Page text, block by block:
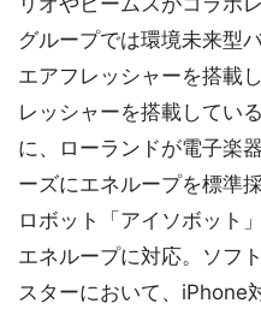
グループでは環境未来型
エアフレッシャーを搭載
レッシャーを搭載してい
に、ローランドが電子楽
ーズにエネループを標準
ロボット「アイソボット
エネループに対応。ソフ
スターにおいて、iPhone